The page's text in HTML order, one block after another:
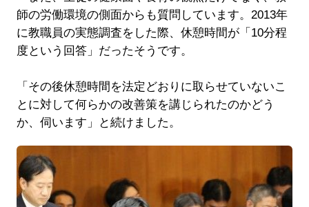
師の労働環境の側面からも質問しています。2013年
に教職員の実態調査をした際、休憩時間が「10分程
度という回答」だったそうです。
「その後休憩時間を法定どおりに取らせていないこ
とに対して何らかの改善策を講じられたのかどう
か、伺います」と続けました。